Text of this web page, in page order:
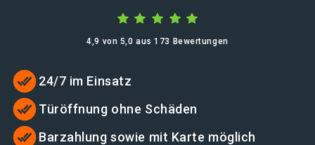
4,9 von 5,0 aus 173 Bewertungen
24/7 im Einsatz
Türöffnung ohne Schäden
Barzahlung sowie mit Karte möglich